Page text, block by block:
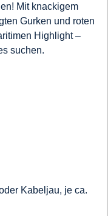
Mit knackigem
Gurken und roten
Highlight –
suchen.
Kabeljau, je ca.